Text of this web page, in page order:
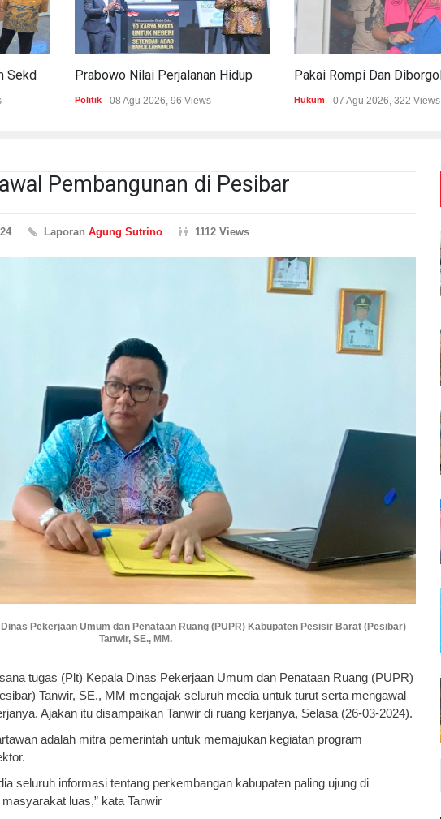
Politik 08 Agu 2026, 96 Views Hukum 07 Agu 2026, 322 Views
Pembangunan di Pesibar
Laporan Agung Sutrino 1112 Views
Pekerjaan Umum dan Penataan Ruang (PUPR) Kabupaten Pesisir Barat (Pesibar)
Tanwir, SE., MM.
tugas (Plt) Kepala Dinas Pekerjaan Umum dan Penataan Ruang (PUPR)
Tanwir, SE., MM mengajak seluruh media untuk turut serta mengawal
Ajakan itu disampaikan Tanwir di ruang kerjanya, Selasa (26-03-2024).
adalah mitra pemerintah untuk memajukan kegiatan program
seluruh informasi tentang perkembangan kabupaten paling ujung di
luas,” kata Tanwir